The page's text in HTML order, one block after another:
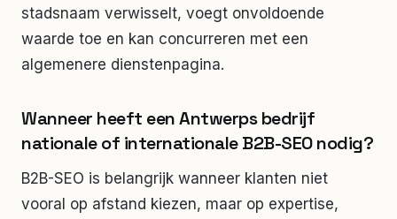
stadsnaam verwisselt, voegt onvoldoende
waarde toe en kan concurreren met een
algemenere dienstenpagina.
Wanneer heeft een Antwerps bedrijf
nationale of internationale B2B-SEO nodig?
B2B-SEO is belangrijk wanneer klanten niet
vooral op afstand kiezen, maar op expertise,